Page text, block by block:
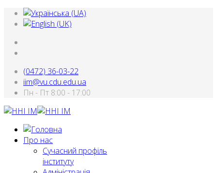
(0472) 36-03-22
iim@vu.cdu.edu.ua
Пн - Пт 8:00 - 17:00
Про нас
Сучасний профіль
інституту